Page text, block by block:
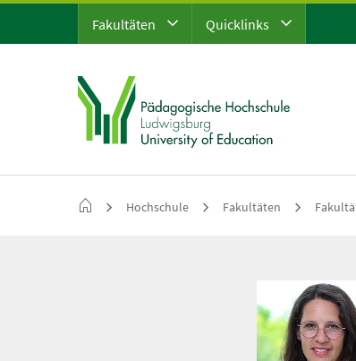
Fakultäten Quicklinks
Hochschule Fakultäten